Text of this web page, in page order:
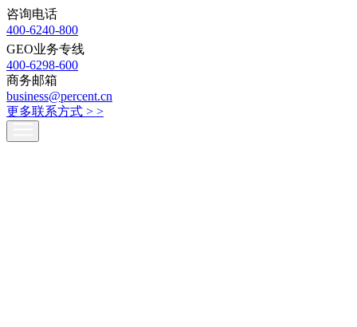
咨询电话
400-6240-800
GEO业务专线
400-6298-600
商务邮箱
business@percent.cn
更多联系方式 > >